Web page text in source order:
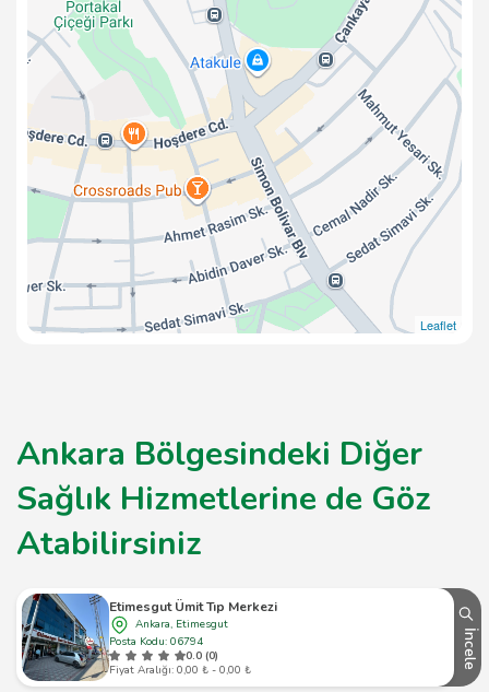
Leaflet
Ankara Bölgesindeki Diğer
Sağlık Hizmetlerine de Göz
Atabilirsiniz
Etimesgut Ümit Tıp Merkezi
Ankara, Etimesgut
Posta Kodu: 06794
0.0 (0)
Fiyat Aralığı: 0,00 ₺ - 0,00 ₺
İncele